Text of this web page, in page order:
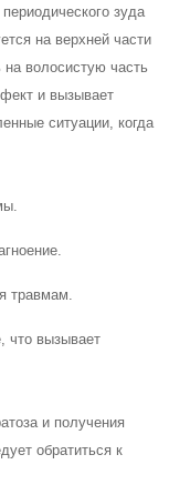
зуда
на верхней части
волосистую часть
и вызывает
ситуации, когда
травмам.
что вызывает
и получения
обратиться к